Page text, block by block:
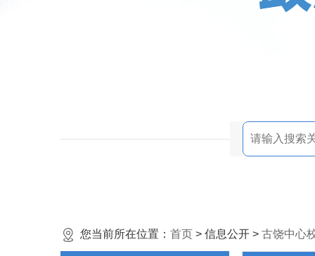
您当前所在位置： 首页 > 信息公开 > 古饶中心